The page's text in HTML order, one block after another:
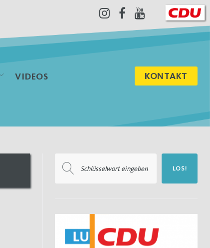
Instagram
Facebook
Youtube
VIDEOS KONTAKT
nach:
LOS!